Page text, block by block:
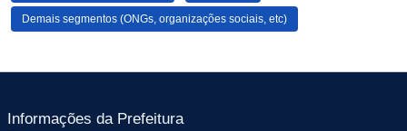
Demais segmentos (ONGs, organizações sociais, etc)
Informações da Prefeitura